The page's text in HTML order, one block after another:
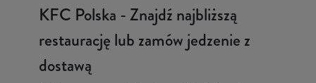
KFC Polska - Znajdź najbliższą
restaurację lub zamów jedzenie z
dostawą